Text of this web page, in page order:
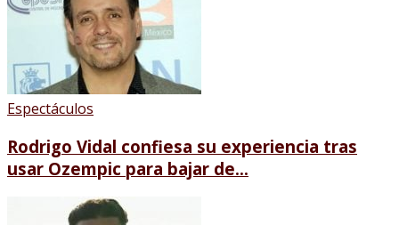
Espectáculos
Rodrigo Vidal confiesa su experiencia tras
usar Ozempic para bajar de...